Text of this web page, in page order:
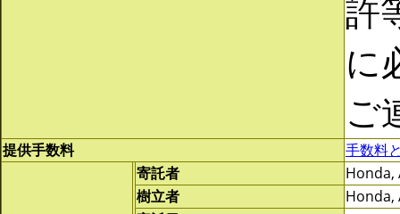
許
に
ご
提供手数料 手数料
寄託者
Honda,
樹立者
Honda,